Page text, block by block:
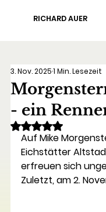
RICHARD AUER
- ein
3. Nov. 20251 Min. Lesezeit
Mit NaN von 5
Auf Mike
Eichstätter
erfreuen sich
Zuletzt, am 2.